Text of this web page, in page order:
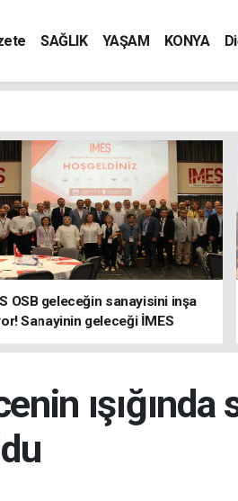
SAĞLIK YAŞAM KONYA
OSB geleceğin sanayisini inşa
Sanayinin geleceği İMES
konuşuldu
ışığında